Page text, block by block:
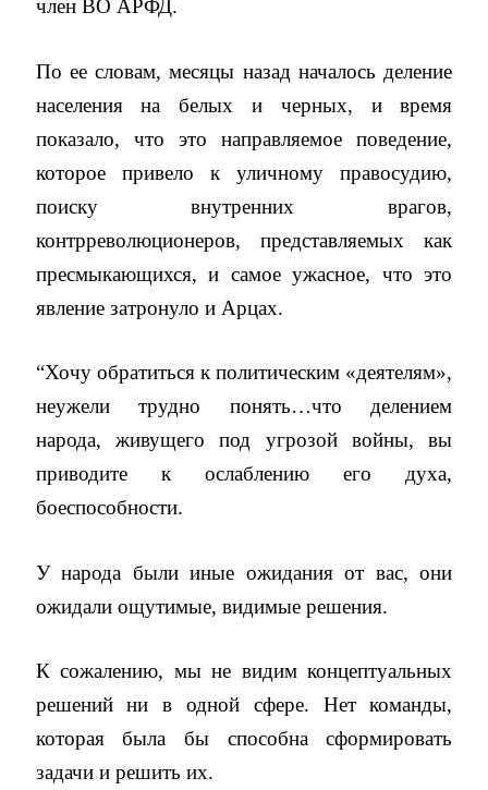
член ВО АРФД.
По ее словам, месяцы назад началось деление
населения на белых и черных, и время
показало, что это направляемое поведение,
которое привело к уличному правосудию,
поиску внутренних врагов,
контрреволюционеров, представляемых как
пресмыкающихся, и самое ужасное, что это
явление затронуло и Арцах.
“Хочу обратиться к политическим «деятелям»,
неужели трудно понять…что делением
народа, живущего под угрозой войны, вы
приводите к ослаблению его духа,
боеспособности.
У народа были иные ожидания от вас, они
ожидали ощутимые, видимые решения.
К сожалению, мы не видим концептуальных
решений ни в одной сфере. Нет команды,
которая была бы способна сформировать
задачи и решить их.